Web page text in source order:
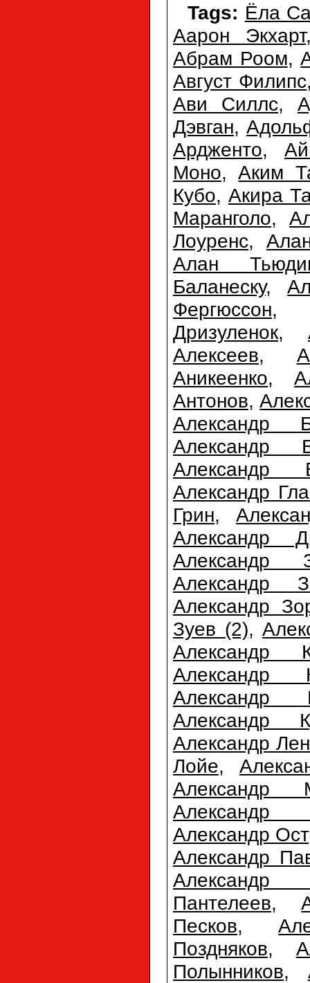
Tags: Ёла
Аарон Экхарт
Абрам Роом,
Август Филипс
Ави Силлс,
Дэвган,
Ардженто,
Моно,Аким
Кубо, Акира
Маранголо,
Лоуренс,
Алан
Баланеску,
Фергюссон
Дризуленок,
Алексеев,
Аникеенко,
Антонов,
Александр
Александр
Александр
Александр
Грин,
Александр
Александр
Александр
Александр
Зуев (2),
Александр
Александр
Александр
Александр
Александр
Лойе,
Александр
Александр
Александр
Александр
Александр
Пантелеев,
Песков,
Поздняков,
Полынников,